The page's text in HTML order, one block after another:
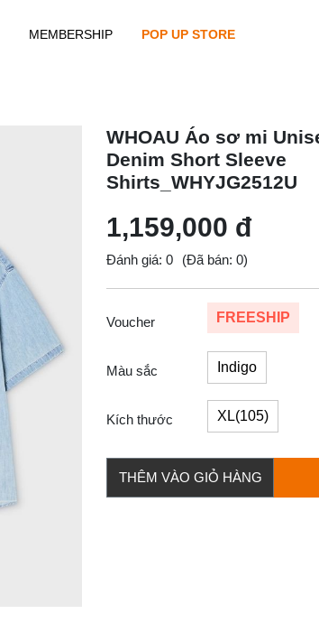
MEMBERSHIP POP UP STORE
WHOAU Áo sơ mi
Denim Short Sleeve
Shirts_WHYJG2512U
1,159,000 đ
Đánh giá: 0 (Đã bán: 0)
Voucher FREESHIP
Màu sắc Indigo
Kích thước XL(105)
THÊM VÀO GIỎ HÀNG